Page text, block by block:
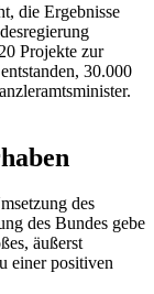
die Ergebnisse
Projekte zur
30.000
des
des Bundes gebe
äußerst
einer positiven